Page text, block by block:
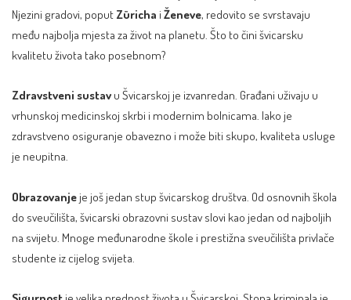
Njezini gradovi, poput Züricha i Ženeve, redovito se svrstavaju
među najbolja mjesta za život na planetu. Što to čini švicarsku
kvalitetu života tako posebnom?
Zdravstveni sustav u Švicarskoj je izvanredan. Građani uživaju u
vrhunskoj medicinskoj skrbi i modernim bolnicama. Iako je
zdravstveno osiguranje obavezno i može biti skupo, kvaliteta usluge
je neupitna.
Obrazovanje je još jedan stup švicarskog društva. Od osnovnih škola
do sveučilišta, švicarski obrazovni sustav slovi kao jedan od najboljih
na svijetu. Mnoge međunarodne škole i prestižna sveučilišta privlače
studente iz cijelog svijeta.